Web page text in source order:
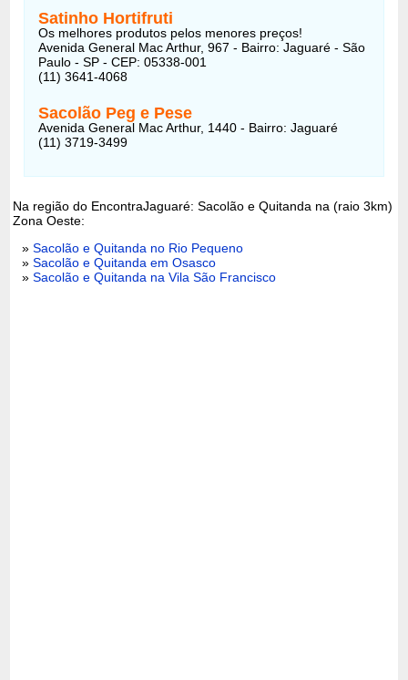
Satinho Hortifruti
Os melhores produtos pelos menores preços!
Avenida General Mac Arthur, 967 - Bairro: Jaguaré - São
Paulo - SP - CEP: 05338-001
(11) 3641-4068
Sacolão Peg e Pese
Avenida General Mac Arthur, 1440 - Bairro: Jaguaré
(11) 3719-3499
Na região do EncontraJaguaré: Sacolão e Quitanda na (raio 3km)
Zona Oeste:
»Sacolão e Quitanda no Rio Pequeno
»Sacolão e Quitanda em Osasco
»Sacolão e Quitanda na Vila São Francisco